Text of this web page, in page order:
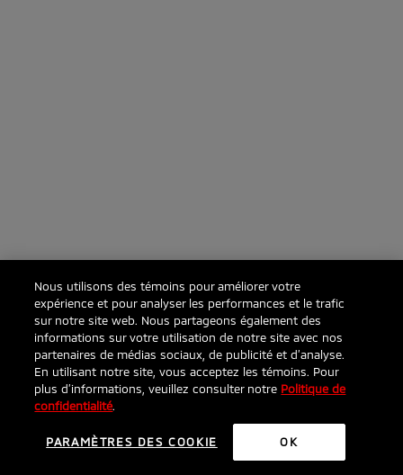
Nous utilisons des témoins pour améliorer votre
expérience et pour analyser les performances et le trafic
sur notre site web. Nous partageons également des
informations sur votre utilisation de notre site avec nos
partenaires de médias sociaux, de publicité et d’analyse.
En utilisant notre site, vous acceptez les témoins. Pour
plus d’informations, veuillez consulter notre Politique de
confidentialité.
PARAMÈTRES DES COOKIE OK